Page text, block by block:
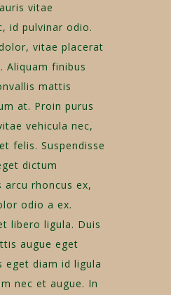
vitae
id pulvinar odio.
vitae placerat
Aliquam finibus
mattis
at. Proin purus
vehicula nec,
felis. Suspendisse
dictum
arcu rhoncus ex,
odio a ex.
libero ligula. Duis
augue eget
eget diam id ligula
nec et augue. In